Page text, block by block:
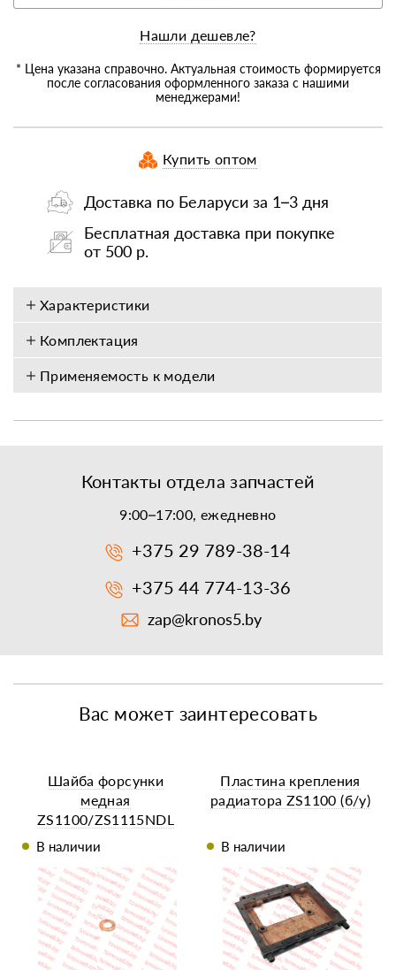
Нашли дешевле?
* Цена указана справочно. Актуальная стоимость формируется
после согласования оформленного заказа с нашими
менеджерами!
Купить оптом
Доставка по Беларуси за 1–3 дня
Бесплатная доставка при покупке
от 500 р.
Характеристики
Комплектация
Применяемость к модели
Контакты отдела запчастей
9:00–17:00, ежедневно
+375 29 789-38-14
+375 44 774-13-36
zap@kronos5.by
Вас может заинтересовать
Шайба форсунки
медная
ZS1100/ZS1115NDL
В наличии
Пластина крепления
радиатора ZS1100 (б/у)
В наличии